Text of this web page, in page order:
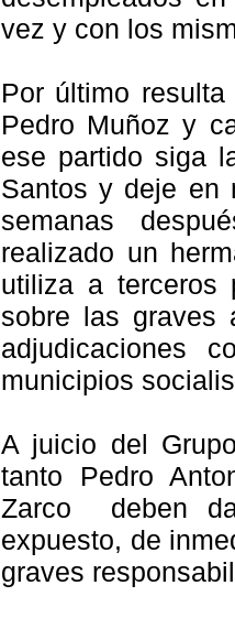
vez y con los
Por último
Pedro Muñoz y
ese partido siga
Santos y deje en
semanas
realizado un
utiliza a terceros
sobre las graves
adjudicaciones
municipios
A juicio del
tanto Pedro
Zarco deben
expuesto, de
graves